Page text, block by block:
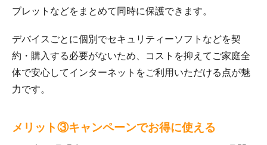
ブレットなどをまとめて同時に保護できます。
デバイスごとに個別でセキュリティーソフトなどを契
約・購入する必要がないため、コストを抑えてご家庭全
体で安心してインターネットをご利用いただける点が魅
力です。
メリット③キャンペーンでお得に使える